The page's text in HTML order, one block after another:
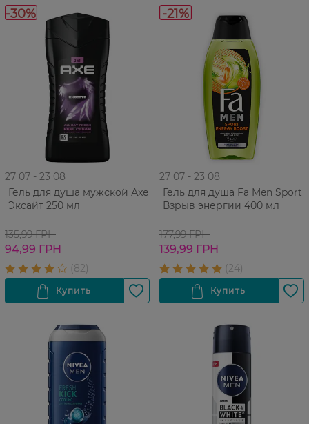
-30%
27 07 - 23 08
Гель для душа мужской Аxe
Эксайт 250 мл
135,99 ГРН
94,99 ГРН
-21%
27 07 - 23 08
Гель для душа Fa Men Sport
Взрыв энергии 400 мл
177,99 ГРН
139,99 ГРН